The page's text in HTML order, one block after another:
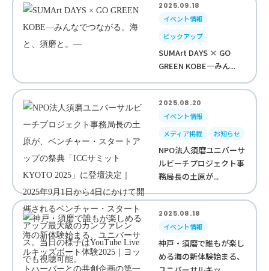
2025.09.18
イベント情報
ピックアップ
SUMArt DAYS × GO
GREEN KOBE—みん...
2025.08.20
イベント情報
メディア掲載
お知らせ
NPO法人須磨ユニバーサ
ルビーチプロジェクト事
務局長の土原が...
2025.08.18
イベント情報
神戸・須磨で誰もが楽し
める海の新体験始まる、